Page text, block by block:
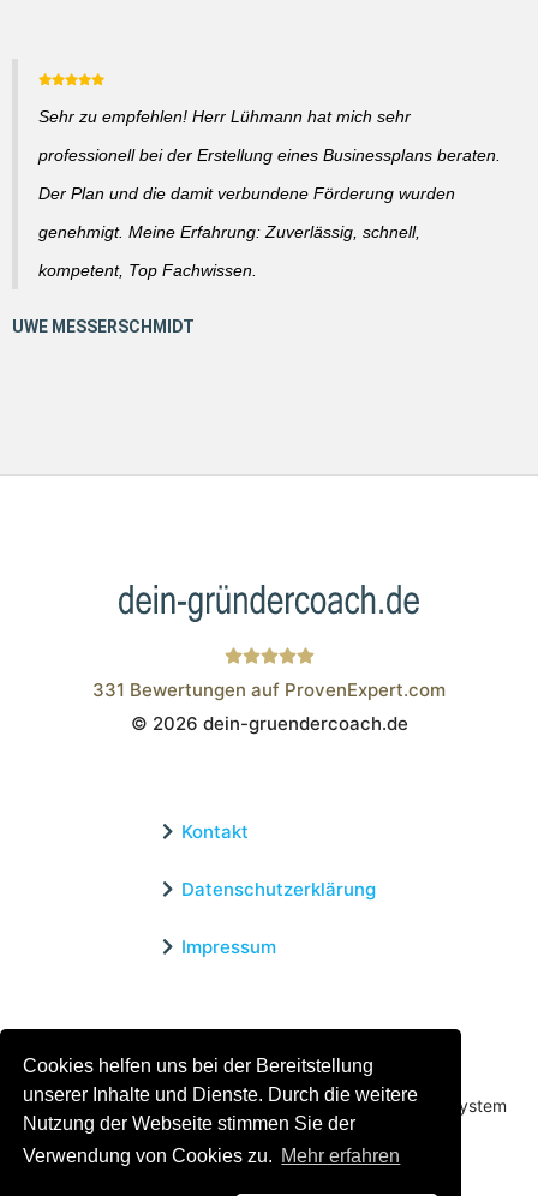
Cookies helfen uns bei der Bereitstellung
unserer Inhalte und Dienste. Durch die weitere
Nutzung der Webseite stimmen Sie der
Verwendung von Cookies zu. Mehr erfahren
Sehr zu empfehlen! Herr Lühmann hat mich sehr
professionell bei der Erstellung eines Businessplans beraten.
Der Plan und die damit verbundene Förderung wurden
genehmigt. Meine Erfahrung: Zuverlässig, schnell,
kompetent, Top Fachwissen.
Wistor GmbH
331 Bewertungen auf ProvenExpert.com
© 2026 dein-gruendercoach.de
Kontakt
Datenschutzerklärung
Impressum
Profitieren sie jetzt von unserer über 15 jährigen
Praxiserfahrung und unserem erfolgreichen Coachingsystem